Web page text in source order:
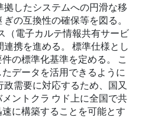
拠したシステムへの円滑な移
の互換性の確保等を図る。
（電子カルテ情報共有サービ
連携を進める。 標準仕様とし
の標準化基準を定める。 こ
データを活用できるように
需要に対応するため、国又
ントクラ ウド上に全国で共
に構築することを可能とす